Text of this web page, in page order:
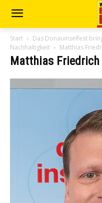
Start
Das Donauinselfest
Nachhaltigkeit
Matthias
Matthias Friedrich